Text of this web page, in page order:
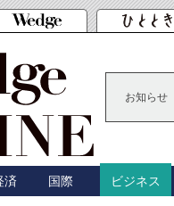
お知らせ
済 国際 ビジネス